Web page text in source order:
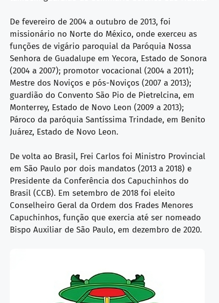
De fevereiro de 2004 a outubro de 2013, foi
missionário no Norte do México, onde exerceu as
funções de vigário paroquial da Paróquia Nossa
Senhora de Guadalupe em Yecora, Estado de Sonora
(2004 a 2007); promotor vocacional (2004 a 2011);
Mestre dos Noviços e pós-Noviços (2007 a 2013);
guardião do Convento São Pio de Pietrelcina, em
Monterrey, Estado de Novo Leon (2009 a 2013);
Pároco da paróquia Santíssima Trindade, em Benito
Juárez, Estado de Novo Leon.
De volta ao Brasil, Frei Carlos foi Ministro Provincial
em São Paulo por dois mandatos (2013 a 2018) e
Presidente da Conferência dos Capuchinhos do
Brasil (CCB). Em setembro de 2018 foi eleito
Conselheiro Geral da Ordem dos Frades Menores
Capuchinhos, função que exercia até ser nomeado
Bispo Auxiliar de São Paulo, em dezembro de 2020.